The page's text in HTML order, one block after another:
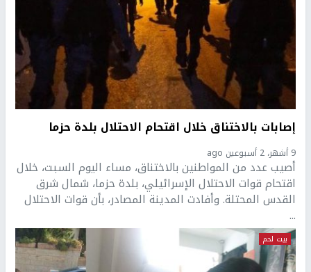
إصابات بالاختناق خلال اقتحام الاحتلال بلدة حزما
9 أشهر، 2 أسبوعين ago
أصيب عدد من المواطنين بالاختناق، مساء اليوم السبت، خلال
اقتحام قوات الاحتلال الإسرائيلي، بلدة حزما، شمال شرق
القدس المحتلة. وأفادت المدينة المصادر، بأن قوات الاحتلال
...
بيت لحم